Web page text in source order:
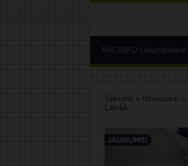
MIC-INFO Likumdošana
Sākums » Interesanti »
Latvijā